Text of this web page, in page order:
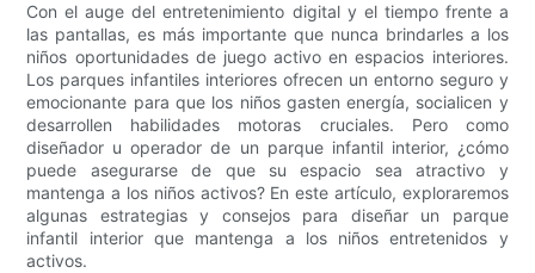
Con el auge del entretenimiento digital y el tiempo frente a
las pantallas, es más importante que nunca brindarles a los
niños oportunidades de juego activo en espacios interiores.
Los parques infantiles interiores ofrecen un entorno seguro y
emocionante para que los niños gasten energía, socialicen y
desarrollen habilidades motoras cruciales. Pero como
diseñador u operador de un parque infantil interior, ¿cómo
puede asegurarse de que su espacio sea atractivo y
mantenga a los niños activos? En este artículo, exploraremos
algunas estrategias y consejos para diseñar un parque
infantil interior que mantenga a los niños entretenidos y
activos.